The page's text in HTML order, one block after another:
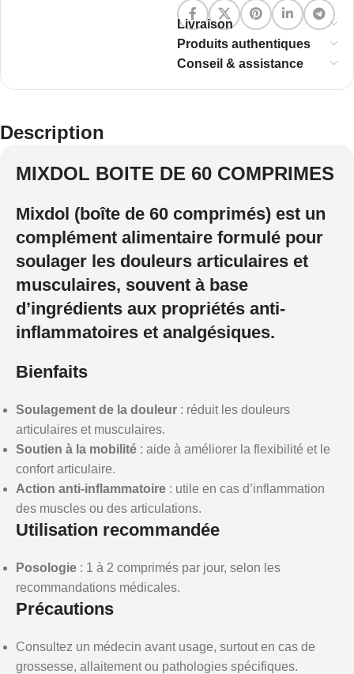
Livraison
Produits authentiques
Conseil & assistance
Description
MIXDOL BOITE DE 60 COMPRIMES
Mixdol (boîte de 60 comprimés) est un
complément alimentaire formulé pour
soulager les douleurs articulaires et
musculaires, souvent à base
d’ingrédients aux propriétés anti-
inflammatoires et analgésiques.
Bienfaits
Soulagement de la douleur : réduit les douleurs
articulaires et musculaires.
Soutien à la mobilité : aide à améliorer la flexibilité et le
confort articulaire.
Action anti-inflammatoire : utile en cas d’inflammation
des muscles ou des articulations.
Utilisation recommandée
Posologie : 1 à 2 comprimés par jour, selon les
recommandations médicales.
Précautions
Consultez un médecin avant usage, surtout en cas de
grossesse, allaitement ou pathologies spécifiques.